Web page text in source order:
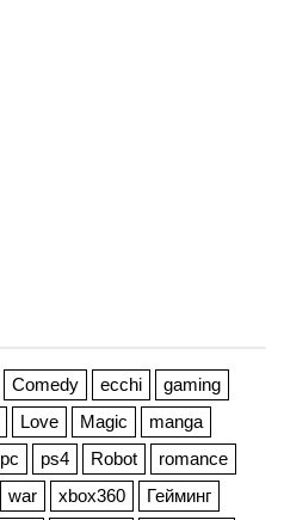
Comedy ecchi
gaming
Love Magic
manga
pc ps4 Robot
romance
war xbox360
Гейминг